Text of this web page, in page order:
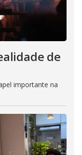
de
importante na